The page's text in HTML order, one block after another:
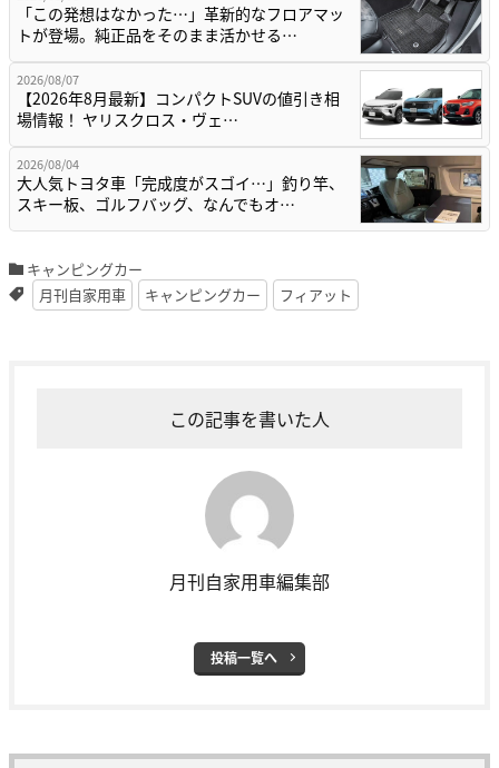
「この発想はなかった…」革新的なフロアマッ
トが登場。純正品をそのまま活かせる…
2026/08/07
【2026年8月最新】コンパクトSUVの値引き相
場情報！ ヤリスクロス・ヴェ…
2026/08/04
大人気トヨタ車「完成度がスゴイ…」釣り竿、
スキー板、ゴルフバッグ、なんでもオ…
キャンピングカー
月刊自家用車
キャンピングカー フィアット
この記事を書いた人
月刊自家用車編集部
投稿一覧へ